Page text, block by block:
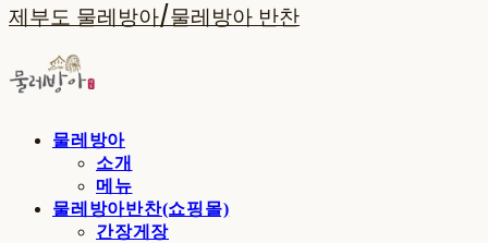
제부도 물레방아/물레방아 반찬
물레방아
소개
메뉴
물레방아반찬(쇼핑몰)
간장게장